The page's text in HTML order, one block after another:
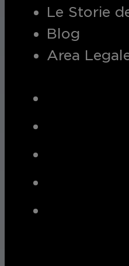
Le Storie
Blog
Area